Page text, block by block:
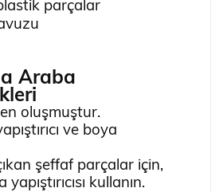
parçalar
Araba
oluşmuştur.
ve boya
şeffaf parçalar için,
kullanın.